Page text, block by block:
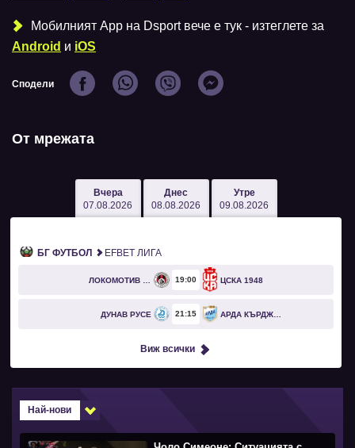
Мобилният Аpp на Dsport вече е тук - изтеглете за
Android и iOS
Сподели
От мрежата
Вчера
07.08.2026
Днес
08.08.2026
Утре
09.08.2026
БГ ФУТБОЛ EFBET ЛИГА
19 00 ЦСКА 1948
ДУНАВ РУСЕ 21 15 АРДА КЪРДЖАЛИ
Виж всички
Най-нови